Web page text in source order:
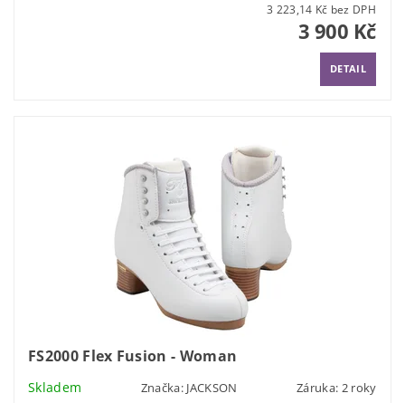
3 223,14 Kč bez DPH
3 900 Kč
DETAIL
FS2000 Flex Fusion - Woman
Skladem Značka: JACKSON Záruka: 2 roky